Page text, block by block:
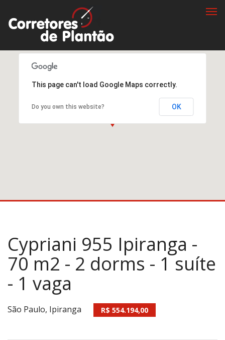
This page can't load Google Maps correctly.
Do you own this website? OK
Cypriani 955 Ipiranga -
70 m2 - 2 dorms - 1 suíte
- 1 vaga
São Paulo, Ipiranga R$ 554.194,00